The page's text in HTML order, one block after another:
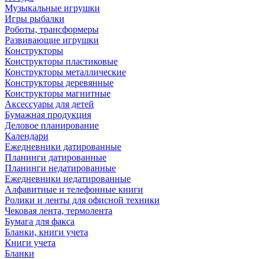
Музыкальные игрушки
Игры рыбалки
Роботы, трансформеры
Развивающие игрушки
Конструкторы
Конструкторы пластиковые
Конструкторы металлические
Конструкторы деревянные
Конструкторы магнитные
Аксессуары для детей
Бумажная продукция
Деловое планирование
Календари
Ежедневники датированные
Планинги датированные
Планинги недатированные
Ежедневники недатированные
Алфавитные и телефонные книги
Ролики и ленты для офисной техники
Чековая лента, термолента
Бумага для факса
Бланки, книги учета
Книги учета
Бланки